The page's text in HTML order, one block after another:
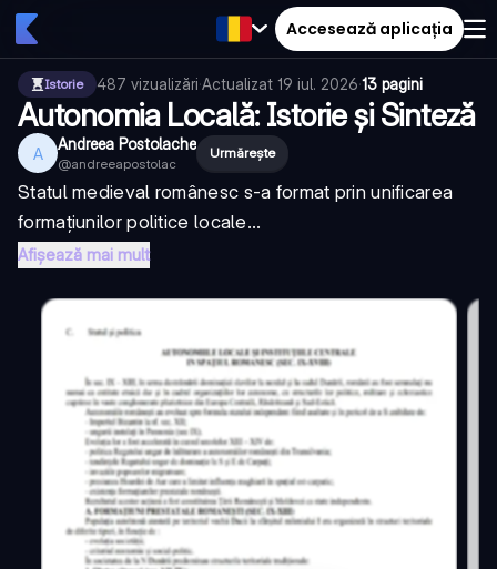
Accesează aplicația
Istorie 487 vizualizări·Actualizat 19 iul. 2026·13 pagini
Autonomia Locală: Istorie și Sinteză
A Andreea Postolache
@andreeapostolac
Urmărește
Statul medieval românesc s-a format prin unificarea
formațiunilor politice locale...
Afișează mai mult